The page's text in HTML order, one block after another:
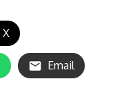
X
Email